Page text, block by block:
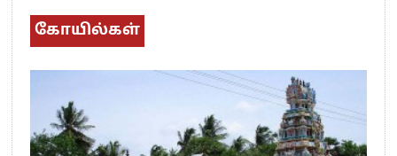
கோயில்கள்